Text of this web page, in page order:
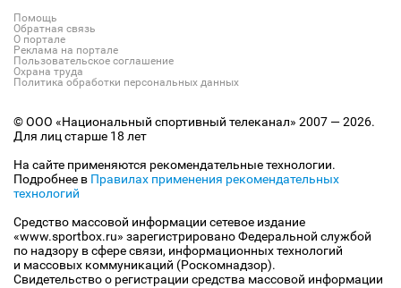
Помощь
Обратная связь
О портале
Реклама на портале
Пользовательское соглашение
Охрана труда
Политика обработки персональных данных
© ООО «Национальный спортивный телеканал» 2007 — 2026.
Для лиц старше 18 лет
На сайте применяются рекомендательные технологии.
Подробнее в Правилах применения рекомендательных
технологий
Средство массовой информации сетевое издание
«www.sportbox.ru» зарегистрировано Федеральной службой
по надзору в сфере связи, информационных технологий
и массовых коммуникаций (Роскомнадзор).
Свидетельство о регистрации средства массовой информации